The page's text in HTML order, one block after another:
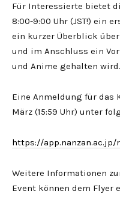
Für Interessierte bietet
8:00-9:00 Uhr (JST!) ein
ein kurzer Überblick
und im Anschluss ein
und Anime gehalten wird.
Eine Anmeldung für das
März (15:59 Uhr) unter
https://
Weitere Informationen
Event können dem Flyer